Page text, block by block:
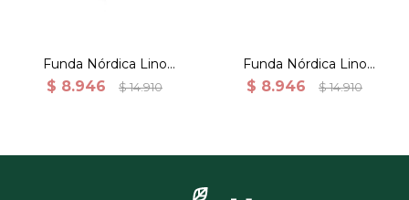
Funda Nórdica Lino
Algodón Percal 165grs
$ 8.946 $ 14.910
Funda Nórdica Lino
Algodón Percal 165grs
$ 8.946 $ 14.910